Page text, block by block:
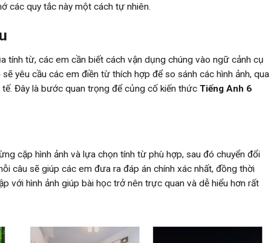
các quy tắc này một cách tự nhiên.
tính từ, các em cần biết cách vận dụng chúng vào ngữ cảnh cụ
yêu cầu các em điền từ thích hợp để so sánh các hình ảnh, qua
Đây là bước quan trọng để củng cố kiến thức Tiếng Anh 6
cặp hình ảnh và lựa chọn tính từ phù hợp, sau đó chuyển đổi
câu sẽ giúp các em đưa ra đáp án chính xác nhất, đồng thời
với hình ảnh giúp bài học trở nên trực quan và dễ hiểu hơn rất